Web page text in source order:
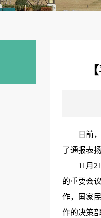
日前
了通报表
11月
的重要会
作，国家
作的决策